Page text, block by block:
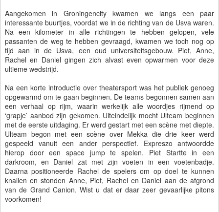
Aangekomen in Groningencity kwamen we langs een paar
interessante buurtjes, voordat we in de richting van de Usva waren.
Na een kilometer in alle richtingen te hebben gelopen, vele
passanten de weg te hebben gevraagd, kwamen we toch nog op
tijd aan in de Usva, een oud universiteitsgebouw. Piet, Anne,
Rachel en Daniel gingen zich alvast even opwarmen voor deze
ultieme wedstrijd.
Na een korte introductie over theatersport was het publiek genoeg
opgewarmd om te gaan beginnen. De teams begonnen samen aan
een verhaal op rijm, waarin werkelijk alle woordjes rijmend op
‘grapje’ aanbod zijn gekomen. Uiteindelijk mocht Ulteam beginnen
met de eerste uitdaging. Er werd gestart met een scène met diepte.
Ulteam begon met een scène over Mekka die drie keer werd
gespeeld vanuit een ander perspectief. Expreszo antwoordde
hierop door een space jump te spelen. Piet Startte in een
darkroom, en Daniel zat met zijn voeten in een voetenbadje.
Daarna positioneerde Rachel de spelers om op doel te kunnen
knallen en stonden Anne, Piet, Rachel en Daniel aan de afgrond
van de Grand Canion. Wist u dat er daar zeer gevaarlijke pitons
voorkomen!